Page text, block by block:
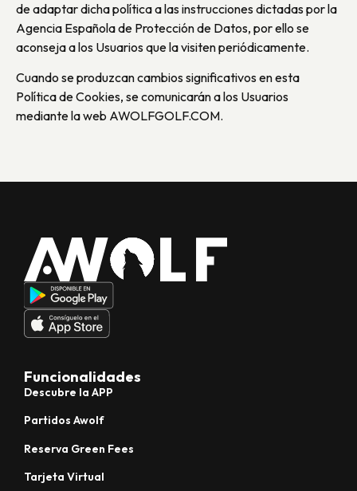
de adaptar dicha política a las instrucciones dictadas por la
Agencia Española de Protección de Datos, por ello se
aconseja a los Usuarios que la visiten periódicamente.
Cuando se produzcan cambios significativos en esta
Política de Cookies, se comunicarán a los Usuarios
mediante la web AWOLFGOLF.COM.
Funcionalidades
Descubre la APP
Partidos Awolf
Reserva Green Fees
Tarjeta Virtual